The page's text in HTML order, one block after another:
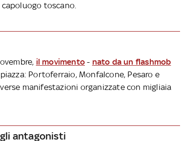
toscano.
il movimento - nato da un flashmob
Portoferraio, Monfalcone, Pesaro e
manifestazioni organizzate con migliaia
antagonisti